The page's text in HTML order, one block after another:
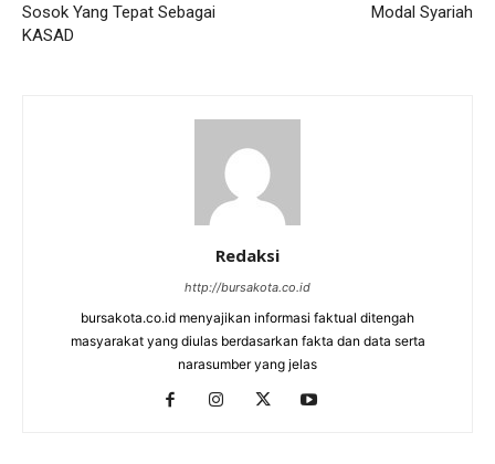
Sosok Yang Tepat Sebagai
KASAD
Modal Syariah
Redaksi
http://bursakota.co.id
bursakota.co.id menyajikan informasi faktual ditengah
masyarakat yang diulas berdasarkan fakta dan data serta
narasumber yang jelas